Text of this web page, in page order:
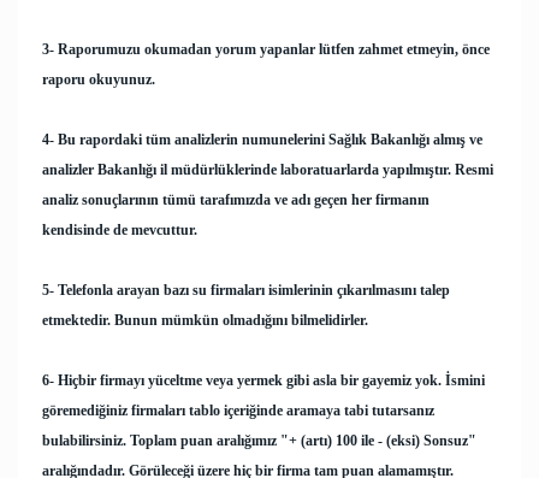
3- Raporumuzu okumadan yorum yapanlar lütfen zahmet etmeyin, önce
raporu okuyunuz.
4- Bu rapordaki tüm analizlerin numunelerini Sağlık Bakanlığı almış ve
analizler Bakanlığı il müdürlüklerinde laboratuarlarda yapılmıştır. Resmi
analiz sonuçlarının tümü tarafımızda ve adı geçen her firmanın
kendisinde de mevcuttur.
5- Telefonla arayan bazı su firmaları isimlerinin çıkarılmasını talep
etmektedir. Bunun mümkün olmadığını bilmelidirler.
6- Hiçbir firmayı yüceltme veya yermek gibi asla bir gayemiz yok. İsmini
göremediğiniz firmaları tablo içeriğinde aramaya tabi tutarsanız
bulabilirsiniz. Toplam puan aralığımız "+ (artı) 100 ile - (eksi) Sonsuz"
aralığındadır. Görüleceği üzere hiç bir firma tam puan alamamıştır.